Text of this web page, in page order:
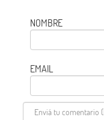
NOMBRE
EMAIL